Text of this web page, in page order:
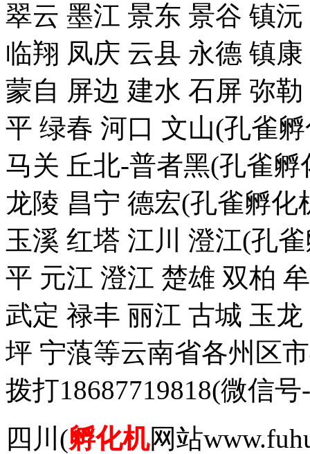
翠云 墨江 景东 景谷 镇
临翔 凤庆 云县 永德 镇
蒙自 屏边 建水 石屏 弥
平 绿春 河口 文山(孔雀
马关 丘北-普者黑(孔雀
龙陵 昌宁 德宏(孔雀孵
玉溪 红塔 江川 澄江(孔
平 元江 澄江 楚雄 双柏
武定 禄丰 丽江 古城 玉
坪 宁蒗等云南省各州区
拨打18687719818(微信
四川(孵化机网站